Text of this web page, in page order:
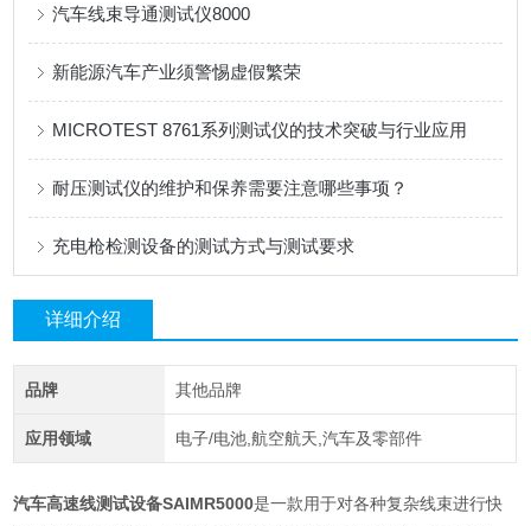
汽车线束导通测试仪8000
新能源汽车产业须警惕虚假繁荣
MICROTEST 8761系列测试仪的技术突破与行业应用
耐压测试仪的维护和保养需要注意哪些事项？
充电枪检测设备的测试方式与测试要求
详细介绍
品牌 其他品牌
应用领域 电子/电池,航空航天,汽车及零部件
汽车高速线测试设备SAIMR5000是一款用于对各种复杂线束进行快